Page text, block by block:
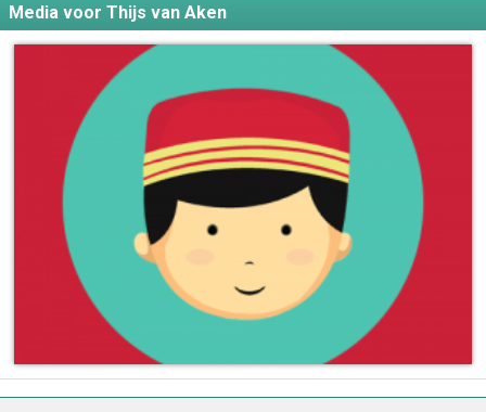
Media voor Thijs van Aken